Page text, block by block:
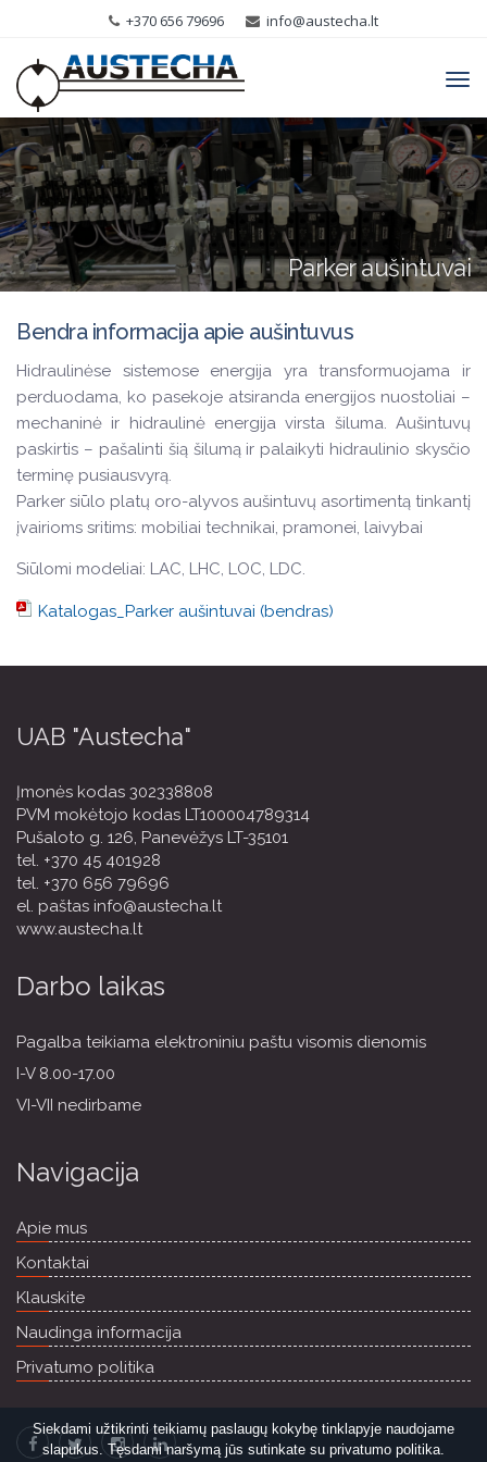
Siekdami užtikrinti teikiamų paslaugų kokybę tinklapyje naudojame
slapukus. Tęsdami naršymą jūs sutinkate su privatumo politika.
+370 656 79696 info@austecha.lt
Parker aušintuvai
Bendra informacija apie aušintuvus
Hidraulinėse sistemose energija yra transformuojama ir
perduodama, ko pasekoje atsiranda energijos nuostoliai –
mechaninė ir hidraulinė energija virsta šiluma. Aušintuvų
paskirtis – pašalinti šią šilumą ir palaikyti hidraulinio skysčio
terminę pusiausvyrą.
Parker siūlo platų oro-alyvos aušintuvų asortimentą tinkantį
įvairioms sritims: mobiliai technikai, pramonei, laivybai
Siūlomi modeliai: LAC, LHC, LOC, LDC.
Katalogas_Parker aušintuvai (bendras)
UAB "Austecha"
Įmonės kodas 302338808
PVM mokėtojo kodas LT100004789314
Pušaloto g. 126, Panevėžys LT-35101
tel. +370 45 401928
tel. +370 656 79696
el. paštas info@austecha.lt
www.austecha.lt
Darbo laikas
Pagalba teikiama elektroniniu paštu visomis dienomis
I-V 8.00-17.00
VI-VII nedirbame
Navigacija
Apie mus
Kontaktai
Klauskite
Naudinga informacija
Privatumo politika